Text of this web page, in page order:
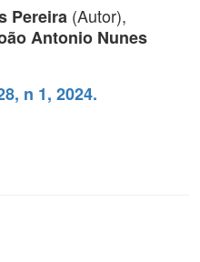
Pereira (Autor),
Antonio Nunes
n 1, 2024.